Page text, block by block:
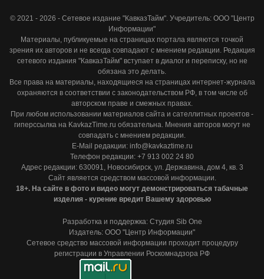
© 2021 - 2026 - Сетевое издание "КавказТайм". Учредитель: ООО "Центр
Информации"
Материалы, публикуемые на страницах портала являются точкой
зрения их авторов и не всегда совпадают с мнением редакции. Редакция
сетевого издания "КавказТайм" вступает в диалог и переписку, но не
обязана это делать.
Все права на материалы, находящиеся на страницах интернет-журнала
охраняются в соответствии с законодательством РФ, в том числе об
авторском праве и смежных правах.
При любом использовании материалов сайта и сателлитных проектов -
гиперссылка на KavkazTime.ru обязательна. Мнения авторов могут не
совпадать с мнением редакции.
E-Mail редакции: info@kavkaztime.ru
Телефон редакции: +7 913 002 24 80
Адрес редакции: 630091, Новосибирск, ул. Державина, дом 4, кв. 3
Сайт является средством массовой информации.
18+. На сайте в фото и видео могут демонстрироваться табачные
изделия - курение вредит Вашему здоровью
Разработка и поддержка: Студия Sib One
Издатель: ООО "Центр Информации"
Сетевое средство массовой информации проходит процедуру
регистрации в Управлении Роскомнадзора РФ